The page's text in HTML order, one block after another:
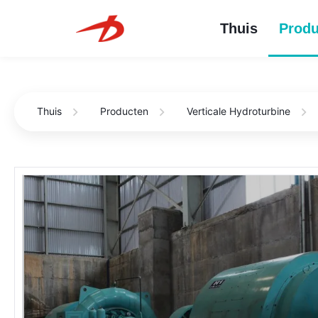
Thuis
Thuis Producten Verticale Hydroturbine